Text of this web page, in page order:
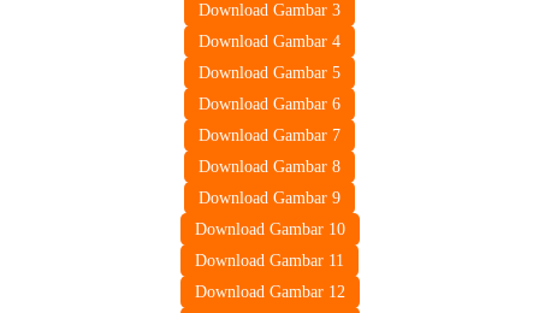
Download Gambar 3
Download Gambar 4
Download Gambar 5
Download Gambar 6
Download Gambar 7
Download Gambar 8
Download Gambar 9
Download Gambar 10
Download Gambar 11
Download Gambar 12